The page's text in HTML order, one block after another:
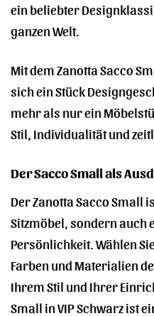
ein beliebter
ganzen Welt.
Mit dem Zanotta Sacco
sich ein Stück
mehr als nur ein
Stil, Individualität und
Der Sacco Small als
Der Zanotta Sacco Small
Sitzmöbel, sondern auch
Persönlichkeit. Wählen
Farben und Materialien
Ihrem Stil und Ihrer
Small in VIP Schwarz ist